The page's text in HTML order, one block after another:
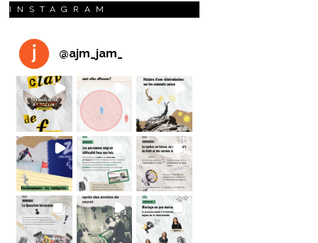
INSTAGRAM
@ajm_jam_